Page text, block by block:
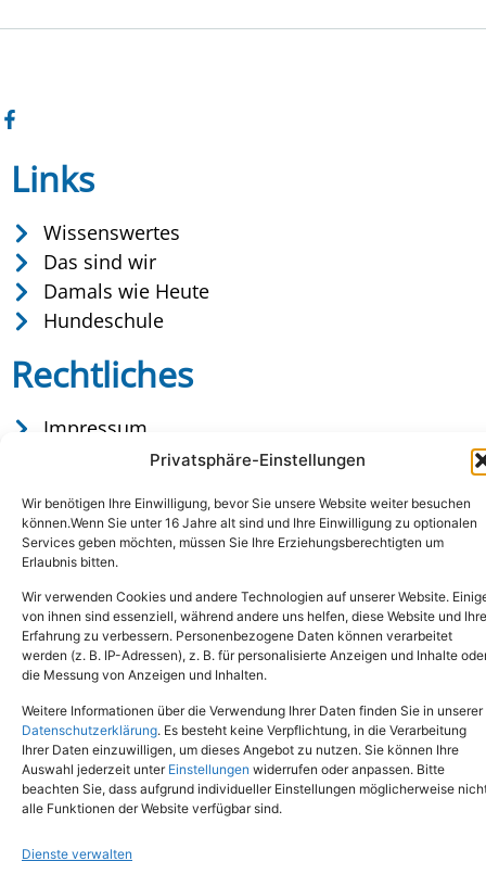
Privatsphäre-Einstellungen
Wir benötigen Ihre Einwilligung, bevor Sie unsere Website weiter besuchen
können.Wenn Sie unter 16 Jahre alt sind und Ihre Einwilligung zu optionalen
Services geben möchten, müssen Sie Ihre Erziehungsberechtigten um
Erlaubnis bitten.
Wir verwenden Cookies und andere Technologien auf unserer Website.
von ihnen sind essenziell, während andere uns helfen, diese Website und Ihre
Erfahrung zu verbessern. Personenbezogene Daten können verarbeitet
werden (z. B. IP-Adressen), z. B. für personalisierte Anzeigen und Inhalte
die Messung von Anzeigen und Inhalten.
Weitere Informationen über die Verwendung Ihrer Daten finden Sie in unserer
Datenschutzerklärung. Es besteht keine Verpflichtung, in die Verarbeitung
Ihrer Daten einzuwilligen, um dieses Angebot zu nutzen. Sie können Ihre
Auswahl jederzeit unter Einstellungen widerrufen oder anpassen. Bitte
beachten Sie, dass aufgrund individueller Einstellungen möglicherweise
alle Funktionen der Website verfügbar sind.
Dienste verwalten
Links
Wissenswertes
Das sind wir
Damals wie Heute
Hundeschule
Rechtliches
Impressum
Datenschutz
Copyright © 2024. Alle Rechte vorbehalten.
Tel.: (02651) - 77438info@tierheim-mayen.de
In der Pluns 1, 56727 Mayen